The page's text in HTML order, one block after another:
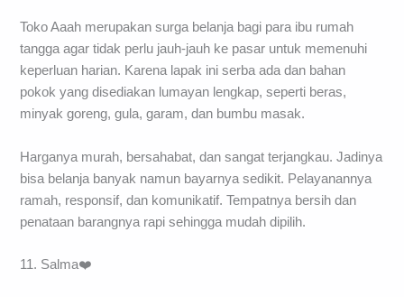
Toko Aaah merupakan surga belanja bagi para ibu rumah
tangga agar tidak perlu jauh-jauh ke pasar untuk memenuhi
keperluan harian. Karena lapak ini serba ada dan bahan
pokok yang disediakan lumayan lengkap, seperti beras,
minyak goreng, gula, garam, dan bumbu masak.
Harganya murah, bersahabat, dan sangat terjangkau. Jadinya
bisa belanja banyak namun bayarnya sedikit. Pelayanannya
ramah, responsif, dan komunikatif. Tempatnya bersih dan
penataan barangnya rapi sehingga mudah dipilih.
11. Salma❤️